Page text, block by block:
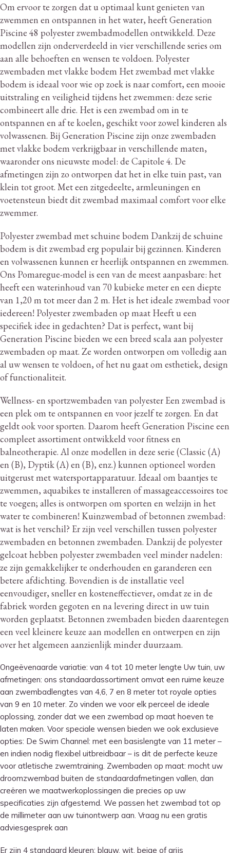
Om ervoor te zorgen dat u optimaal kunt genieten van
zwemmen en ontspannen in het water, heeft Generation
Piscine 48 polyester zwembadmodellen ontwikkeld. Deze
modellen zijn onderverdeeld in vier verschillende series om
aan alle behoeften en wensen te voldoen. Polyester
zwembaden met vlakke bodem Het zwembad met vlakke
bodem is ideaal voor wie op zoek is naar comfort, een mooie
uitstraling en veiligheid tijdens het zwemmen: deze serie
combineert alle drie. Het is een zwembad om in te
ontspannen en af ​​te koelen, geschikt voor zowel kinderen als
volwassenen. Bij Generation Piscine zijn onze zwembaden
met vlakke bodem verkrijgbaar in verschillende maten,
waaronder ons nieuwste model: de Capitole 4. De
afmetingen zijn zo ontworpen dat het in elke tuin past, van
klein tot groot. Met een zitgedeelte, armleuningen en
voetensteun biedt dit zwembad maximaal comfort voor elke
zwemmer.
Polyester zwembad met schuine bodem Dankzij de schuine
bodem is dit zwembad erg populair bij gezinnen. Kinderen
en volwassenen kunnen er heerlijk ontspannen en zwemmen.
Ons Pomaregue-model is een van de meest aanpasbare: het
heeft een waterinhoud van 70 kubieke meter en een diepte
van 1,20 m tot meer dan 2 m. Het is het ideale zwembad voor
iedereen! Polyester zwembaden op maat Heeft u een
specifiek idee in gedachten? Dat is perfect, want bij
Generation Piscine bieden we een breed scala aan polyester
zwembaden op maat. Ze worden ontworpen om volledig aan
al uw wensen te voldoen, of het nu gaat om esthetiek, design
of functionaliteit.
Wellness- en sportzwembaden van polyester Een zwembad is
een plek om te ontspannen en voor jezelf te zorgen. En dat
geldt ook voor sporten. Daarom heeft Generation Piscine een
compleet assortiment ontwikkeld voor fitness en
balneotherapie. Al onze modellen in deze serie (Classic (A)
en (B), Dyptik (A) en (B), enz.) kunnen optioneel worden
uitgerust met watersportapparatuur. Ideaal om baantjes te
zwemmen, aquabikes te installeren of massageaccessoires toe
te voegen; alles is ontworpen om sporten en welzijn in het
water te combineren! Kuinzwembad of betonnen zwembad:
wat is het verschil? Er zijn veel verschillen tussen polyester
zwembaden en betonnen zwembaden. Dankzij de polyester
gelcoat hebben polyester zwembaden veel minder nadelen:
ze zijn gemakkelijker te onderhouden en garanderen een
betere afdichting. Bovendien is de installatie veel
eenvoudiger, sneller en kosteneffectiever, omdat ze in de
fabriek worden gegoten en na levering direct in uw tuin
worden geplaatst. Betonnen zwembaden bieden daarentegen
een veel kleinere keuze aan modellen en ontwerpen en zijn
over het algemeen aanzienlijk minder duurzaam.
Ongeëvenaarde variatie: van 4 tot 10 meter lengte Uw tuin, uw
afmetingen: ons standaardassortiment omvat een ruime keuze
aan zwembadlengtes van 4,6, 7 en 8 meter tot royale opties
van 9 en 10 meter. Zo vinden we voor elk perceel de ideale
oplossing, zonder dat we een zwembad op maat hoeven te
laten maken. Voor speciale wensen bieden we ook exclusieve
opties: De Swim Channel: met een basislengte van 11 meter –
en indien nodig flexibel uitbreidbaar – is dit de perfecte keuze
voor atletische zwemtraining. Zwembaden op maat: mocht uw
droomzwembad buiten de standaardafmetingen vallen, dan
creëren we maatwerkoplossingen die precies op uw
specificaties zijn afgestemd. We passen het zwembad tot op
de millimeter aan uw tuinontwerp aan. Vraag nu een gratis
adviesgesprek aan
Er zijn 4 standaard kleuren: blauw, wit, beige of grijs